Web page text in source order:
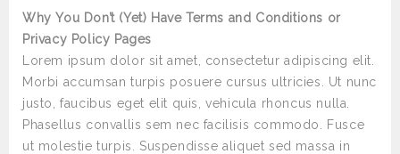
Why You Don’t (Yet) Have Terms and Conditions or
Privacy Policy Pages
Lorem ipsum dolor sit amet, consectetur adipiscing elit.
Morbi accumsan turpis posuere cursus ultricies. Ut nunc
justo, faucibus eget elit quis, vehicula rhoncus nulla.
Phasellus convallis sem nec facilisis commodo. Fusce
ut molestie turpis. Suspendisse aliquet sed massa in